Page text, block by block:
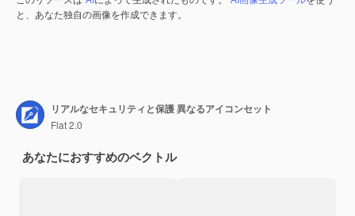
と、あなた独自の画像を作成できます。
リアルなセキュリティと保護 異なるアイコンセット
Flat 2.0
あなたにおすすめのベクトル